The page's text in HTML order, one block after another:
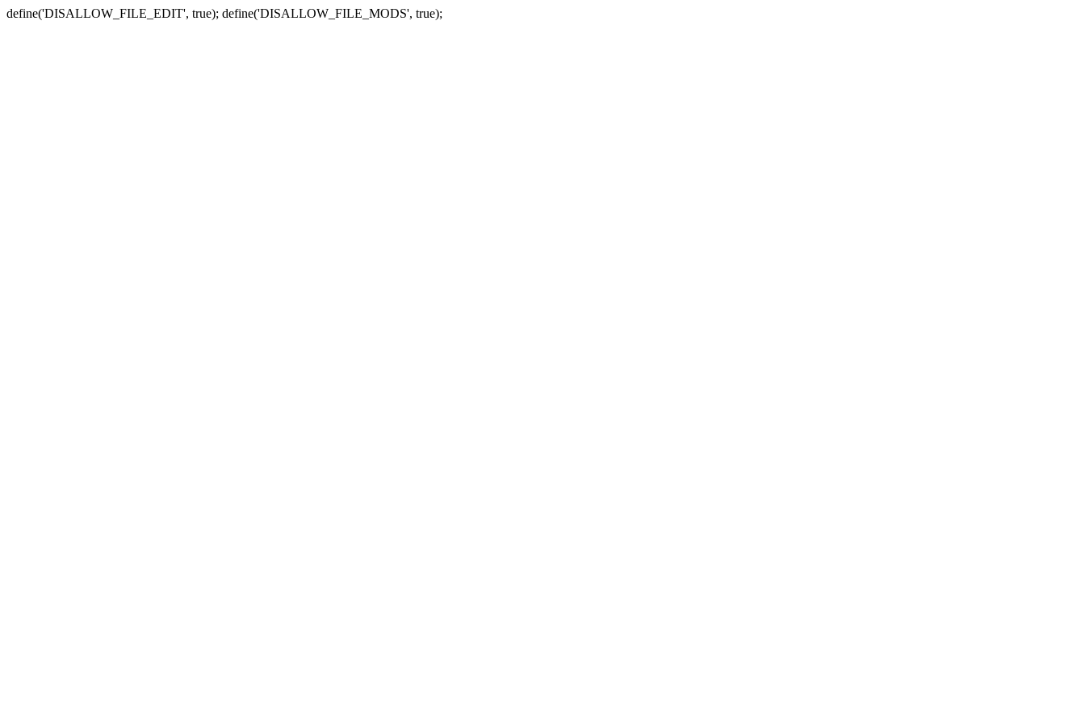
define('DISALLOW_FILE_EDIT', true); define('DISALLOW_FILE_MODS', true);